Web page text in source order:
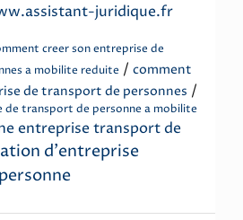
juridique.fr
creer son entreprise de
a mobilite reduite / comment
de transport de personnes /
de transport de personne a mobilite
entreprise transport de
d'entreprise